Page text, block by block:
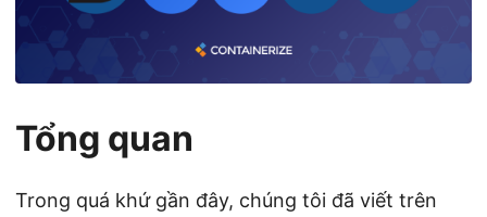
Tổng quan
Trong quá khứ gần đây, chúng tôi đã viết trên